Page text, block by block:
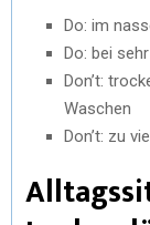
Do: im
Do: bei
Don’t:
Waschen
Don’t: zu